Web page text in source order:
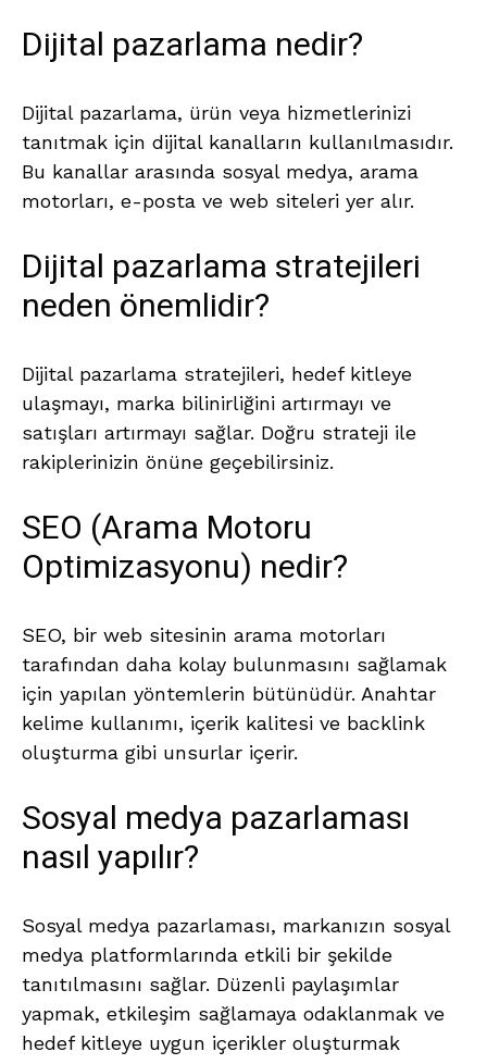
Dijital pazarlama nedir?
Dijital pazarlama, ürün veya hizmetlerinizi
tanıtmak için dijital kanalların kullanılmasıdır.
Bu kanallar arasında sosyal medya, arama
motorları, e-posta ve web siteleri yer alır.
Dijital pazarlama stratejileri
neden önemlidir?
Dijital pazarlama stratejileri, hedef kitleye
ulaşmayı, marka bilinirliğini artırmayı ve
satışları artırmayı sağlar. Doğru strateji ile
rakiplerinizin önüne geçebilirsiniz.
SEO (Arama Motoru
Optimizasyonu) nedir?
SEO, bir web sitesinin arama motorları
tarafından daha kolay bulunmasını sağlamak
için yapılan yöntemlerin bütünüdür. Anahtar
kelime kullanımı, içerik kalitesi ve backlink
oluşturma gibi unsurlar içerir.
Sosyal medya pazarlaması
nasıl yapılır?
Sosyal medya pazarlaması, markanızın sosyal
medya platformlarında etkili bir şekilde
tanıtılmasını sağlar. Düzenli paylaşımlar
yapmak, etkileşim sağlamaya odaklanmak ve
hedef kitleye uygun içerikler oluşturmak